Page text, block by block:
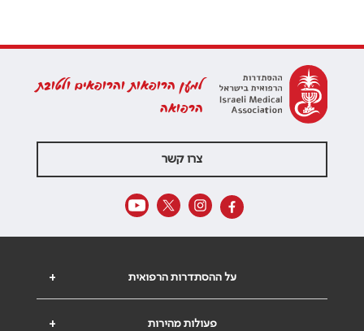
למען הרופאות והרופאים ולטובת
הרפואה
צרו קשר
+ על ההסתדרות הרפואית
+ פעולות מהירות